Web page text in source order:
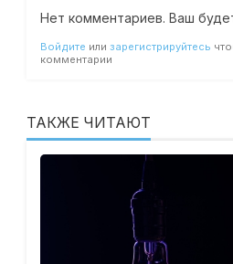
Нет комментариев. Ваш
Войдите или зарегистрируйтесь
комментарии
ТАКЖЕ ЧИТАЮТ